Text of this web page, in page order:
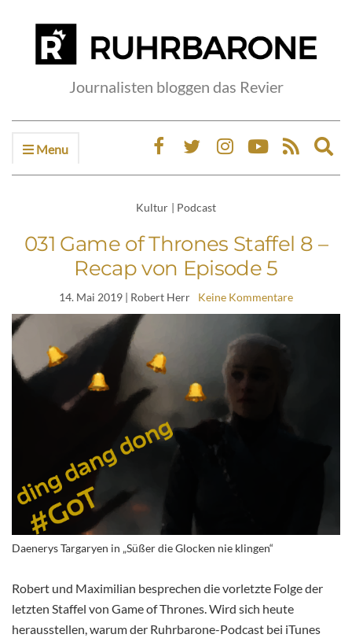
Journalisten bloggen das Revier
Menu
Kultur | Podcast
031 Game of Thrones Staffel 8 –
Recap von Episode 5
14. Mai 2019 | Robert Herr Keine Kommentare
Daenerys Targaryen in „Süßer die Glocken nie klingen“
Robert und Maximilian besprechen die vorletzte Folge der
letzten Staffel von Game of Thrones. Wird sich heute
herausstellen, warum der Ruhrbarone-Podcast bei iTunes